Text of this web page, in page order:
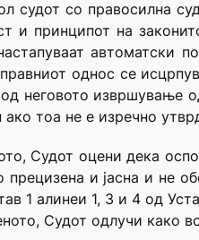
судот со правосилна
и принципот на
автоматски
однос се
неговото извршување
тоа не е изречно
Судот оцени дека
и јасна и не
1 алинеи 1, 3 и 4 од
Судот одлучи како